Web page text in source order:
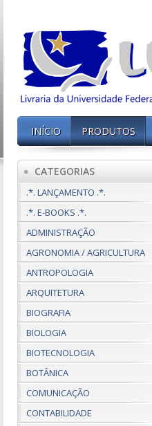
INÍCIO PRODUTOS
CATEGORIAS
.*. LANÇAMENTO .*.
.*. E-BOOKS .*.
ADMINISTRAÇÃO
AGRONOMIA / AGRICULTURA
ANTROPOLOGIA
ARQUITETURA
BIOGRAFIA
BIOLOGIA
BIOTECNOLOGIA
BOTÂNICA
COMUNICAÇÃO
CONTABILIDADE